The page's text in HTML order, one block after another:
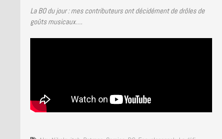
La BO du jour : mes contributeurs ont décidément de drôles de
goûts musicaux….